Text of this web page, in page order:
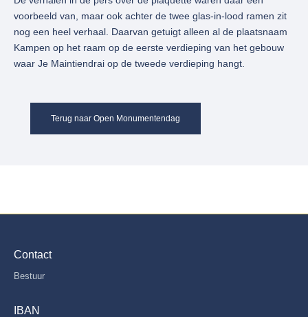
voorbeeld van, maar ook achter de twee glas-in-lood ramen zit
nog een heel verhaal. Daarvan getuigt alleen al de plaatsnaam
Kampen op het raam op de eerste verdieping van het gebouw
waar Je Maintiendrai op de tweede verdieping hangt.
Terug naar Open Monumentendag
Contact
Bestuur
IBAN